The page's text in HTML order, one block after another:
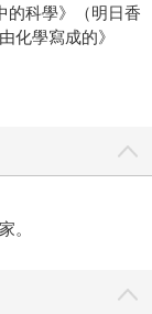
的科學》（明日香
化學寫成的》
。